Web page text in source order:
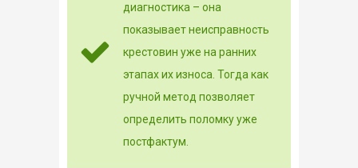
диагностика – она
показывает неисправность
крестовин уже на ранних
этапах их износа. Тогда как
ручной метод позволяет
определить поломку уже
постфактум.